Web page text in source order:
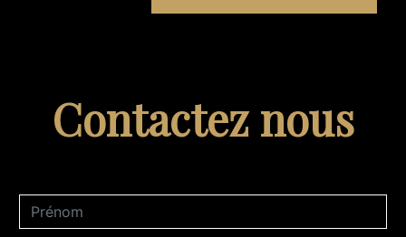
Contactez nous